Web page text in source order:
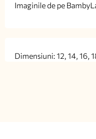
Imaginile de pe
Dimensiuni: 12, 14, 16,